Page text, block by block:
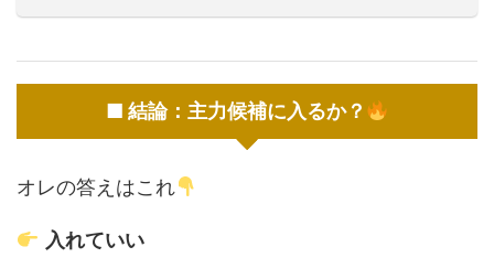
■ 結論：主力候補に入るか？
オレの答えはこれ
入れていい